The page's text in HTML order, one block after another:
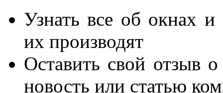
Узнать все об окнах и
их производят
Оставить свой отзыв
новость или статью